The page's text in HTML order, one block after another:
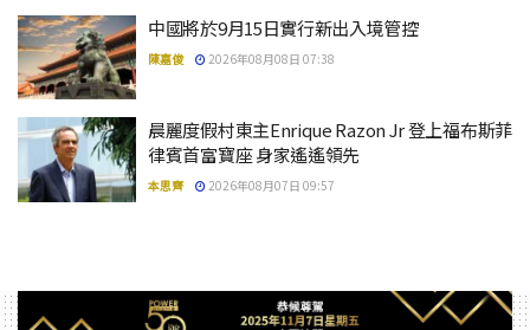
中國將於9月15日實行新出入境管控
陳嘉俊 2026年08月08日 07:38
晨麗度假村東主Enrique Razon Jr 登上福布斯菲
律賓首富寶座 身家遙遙領先
本思齊 2026年08月07日 09:57